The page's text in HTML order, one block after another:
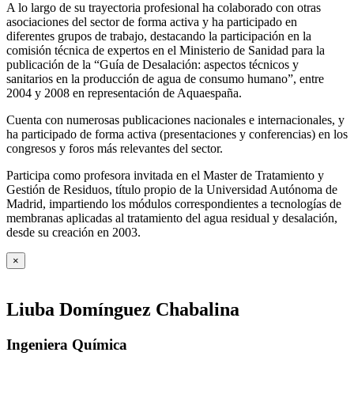
A lo largo de su trayectoria profesional ha colaborado con otras
asociaciones del sector de forma activa y ha participado en
diferentes grupos de trabajo, destacando la participación en la
comisión técnica de expertos en el Ministerio de Sanidad para la
publicación de la “Guía de Desalación: aspectos técnicos y
sanitarios en la producción de agua de consumo humano”, entre
2004 y 2008 en representación de Aquaespaña.
Cuenta con numerosas publicaciones nacionales e internacionales, y
ha participado de forma activa (presentaciones y conferencias) en los
congresos y foros más relevantes del sector.
Participa como profesora invitada en el Master de Tratamiento y
Gestión de Residuos, título propio de la Universidad Autónoma de
Madrid, impartiendo los módulos correspondientes a tecnologías de
membranas aplicadas al tratamiento del agua residual y desalación,
desde su creación en 2003.
×
Liuba Domínguez Chabalina
Ingeniera Química